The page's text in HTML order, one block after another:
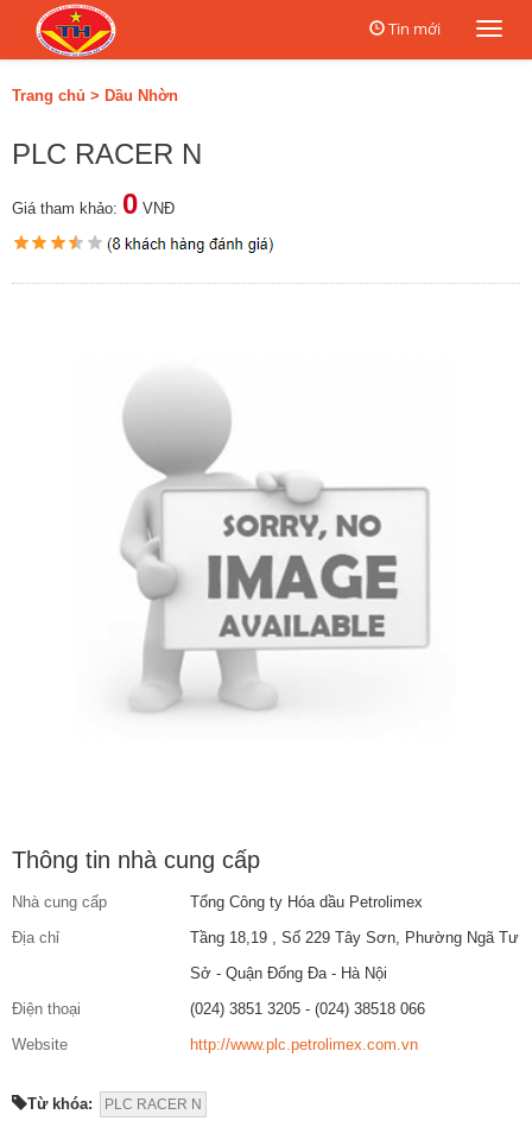
Tin mới
Trang chủ > Dầu Nhờn
PLC RACER N
Giá tham khảo: 0 VNĐ
Thông tin nhà cung cấp
Nhà cung cấp
Tổng Công ty Hóa dầu Petrolimex
Địa chỉ
Tầng 18,19 , Số 229 Tây Sơn, Phường Ngã Tư
Sở - Quận Đống Đa - Hà Nội
Điện thoại
(024) 3851 3205 - (024) 38518 066
Website
http://www.plc.petrolimex.com.vn
Từ khóa: PLC RACER N